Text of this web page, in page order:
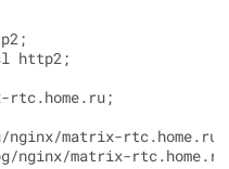
http2;
matrix-rtc.home.ru-
matrix-